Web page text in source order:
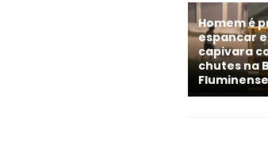
Homem é
espancar
capivara
chutes na
Fluminense